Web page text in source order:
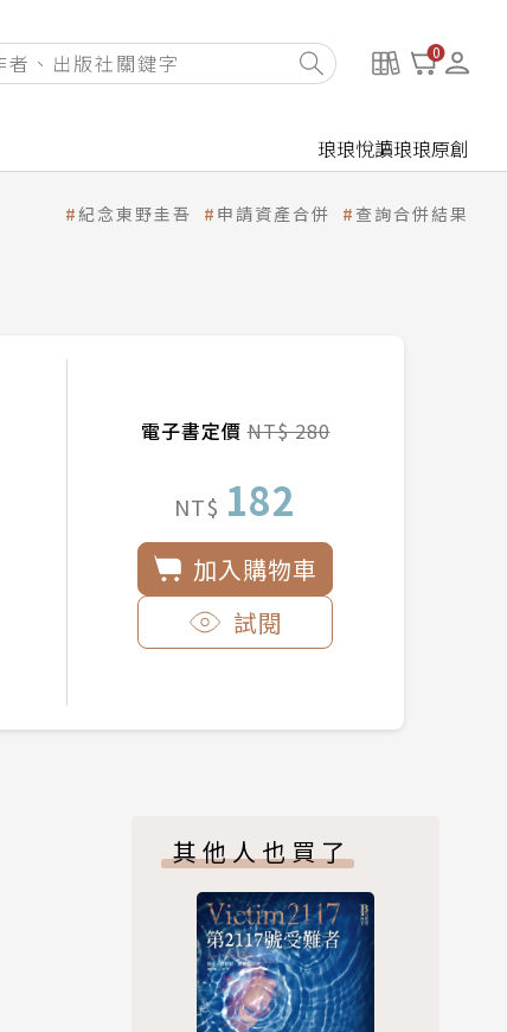
0
琅琅悅讀琅琅原創
紀念東野圭吾 申請資產合併 查詢合併結果
電子書定價NT$ 280
NT$ 182
加入購物車
試閱
其他人也買了